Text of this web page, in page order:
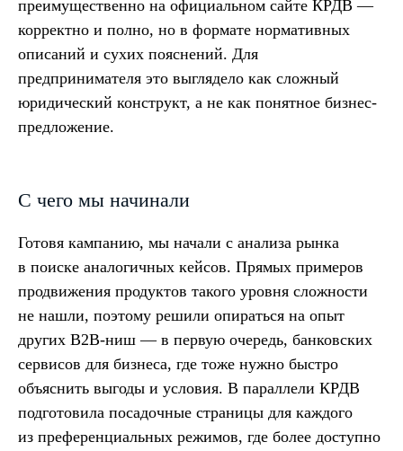
преимущественно на официальном сайте КРДВ —
корректно и полно, но в формате нормативных
описаний и сухих пояснений. Для
предпринимателя это выглядело как сложный
юридический конструкт, а не как понятное бизнес-
предложение.
С чего мы начинали
Готовя кампанию, мы начали с анализа рынка
в поиске аналогичных кейсов. Прямых примеров
продвижения продуктов такого уровня сложности
не нашли, поэтому решили опираться на опыт
других B2B-ниш — в первую очередь, банковских
сервисов для бизнеса, где тоже нужно быстро
объяснить выгоды и условия. В параллели КРДВ
подготовила посадочные страницы для каждого
из преференциальных режимов, где более доступно